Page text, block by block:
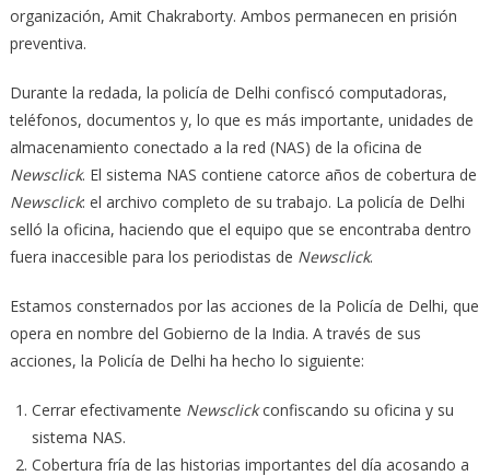
organización, Amit Chakraborty. Ambos permanecen en prisión
preventiva.
Durante la redada, la policía de Delhi confiscó computadoras,
teléfonos, documentos y, lo que es más importante, unidades de
almacenamiento conectado a la red (NAS) de la oficina de
Newsclick. El sistema NAS contiene catorce años de cobertura de
Newsclick: el archivo completo de su trabajo. La policía de Delhi
selló la oficina, haciendo que el equipo que se encontraba dentro
fuera inaccesible para los periodistas de Newsclick.
Estamos consternados por las acciones de la Policía de Delhi, que
opera en nombre del Gobierno de la India. A través de sus
acciones, la Policía de Delhi ha hecho lo siguiente:
Cerrar efectivamente Newsclickconfiscando su oficina y su
sistema NAS.
Cobertura fría de las historias importantes del día acosando a